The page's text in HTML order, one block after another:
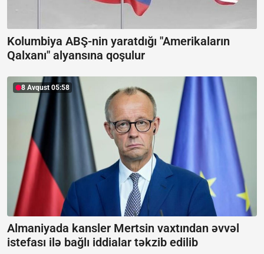
Kolumbiya ABŞ-nin yaratdığı "Amerikaların
Qalxanı" alyansına qoşulur
8 Avqust 05:58
Almaniyada kansler Mertsin vaxtından əvvəl
istefası ilə bağlı iddialar təkzib edilib